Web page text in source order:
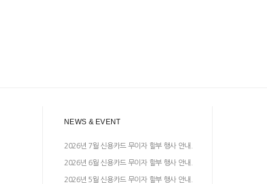
NEWS & EVENT
2026년 7월 신용카드 무이자 할부 행사 안내.
2026년 6월 신용카드 무이자 할부 행사 안내.
2026년 5월 신용카드 무이자 할부 행사 안내.